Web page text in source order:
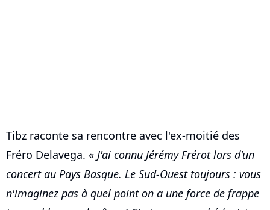
Tibz raconte sa rencontre avec l'ex-moitié des
Fréro Delavega. « J'ai connu Jérémy Frérot lors d'un
concert au Pays Basque. Le Sud-Ouest toujours : vous
n'imaginez pas à quel point on a une force de frappe